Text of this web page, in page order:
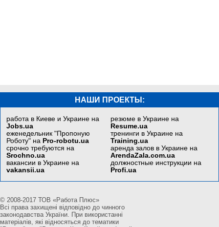
НАШИ ПРОЕКТЫ:
работа в Киеве и Украине на
Jobs.ua
еженедельник "Пропоную
Роботу" на Pro-robotu.ua
срочно требуются на
Srochno.ua
вакансии в Украине на
vakansii.ua
резюме в Украине на
Resume.ua
тренинги в Украине на
Training.ua
аренда залов в Украине на
ArendaZala.com.ua
должностные инструкции на
Profi.ua
© 2008-2017 ТОВ «Работа Плюс»
Всі права захищені відповідно до чинного
законодавства України. При використанні
матеріалів, які відносяться до тематики